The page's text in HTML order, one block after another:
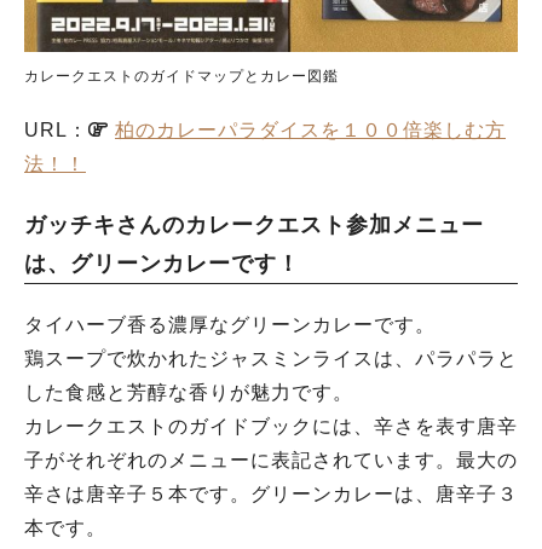
カレークエストのガイドマップとカレー図鑑
URL：
柏のカレーパラダイスを１００倍楽しむ方
法！！
ガッチキさんのカレークエスト参加メニュー
は、グリーンカレーです！
タイハーブ香る濃厚なグリーンカレーです。
鶏スープで炊かれたジャスミンライスは、パラパラと
した食感と芳醇な香りが魅力です。
カレークエストのガイドブックには、辛さを表す唐辛
子がそれぞれのメニューに表記されています。最大の
辛さは唐辛子５本です。グリーンカレーは、唐辛子３
本です。